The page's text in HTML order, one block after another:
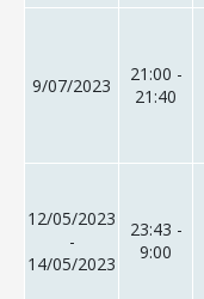
9/07/2023
21:00 -
21:40
12/05/2023
-
14/05/2023
23:43 -
9:00